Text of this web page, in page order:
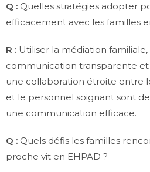
Q : Quelles stratégies adopter
efficacement avec les familles
R : Utiliser la médiation
communication transparente
une collaboration étroite entre
et le personnel soignant sont
une communication efficace.
Q : Quels défis les familles
proche vit en EHPAD ?